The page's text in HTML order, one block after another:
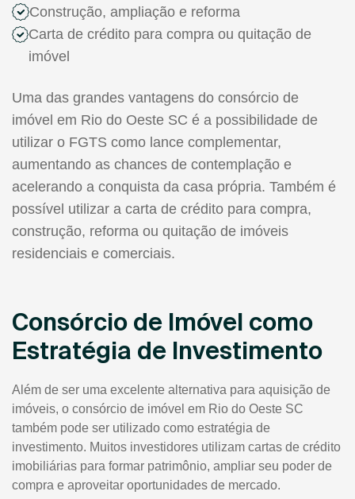
Construção, ampliação e reforma
Carta de crédito para compra ou quitação de
imóvel
Uma das grandes vantagens do consórcio de
imóvel em Rio do Oeste SC é a possibilidade de
utilizar o FGTS como lance complementar,
aumentando as chances de contemplação e
acelerando a conquista da casa própria. Também é
possível utilizar a carta de crédito para compra,
construção, reforma ou quitação de imóveis
residenciais e comerciais.
Consórcio de Imóvel como
Estratégia de Investimento
Além de ser uma excelente alternativa para aquisição de
imóveis, o consórcio de imóvel em Rio do Oeste SC
também pode ser utilizado como estratégia de
investimento. Muitos investidores utilizam cartas de crédito
imobiliárias para formar patrimônio, ampliar seu poder de
compra e aproveitar oportunidades de mercado.